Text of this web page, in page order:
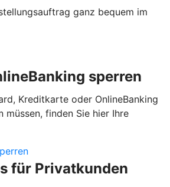
ganz bequem im
sperren
Kreditkarte oder OnlineBanking
müssen, finden Sie hier Ihre
für Privatkunden